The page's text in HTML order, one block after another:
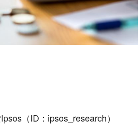
（ID：ipsos_research）